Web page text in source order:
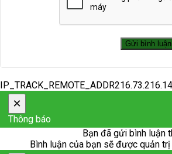
×
Thông báo
Bạn đã gửi bình luận
Bình luận của bạn sẽ được quản